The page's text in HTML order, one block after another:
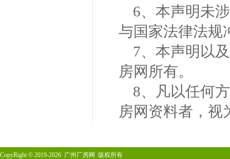
6、本声明未
与国家法律法规
7、本声明以
房网所有。
8、凡以任何
房网资料者，视
CopyRight© 2019-2026 广州厂房网 版权所有